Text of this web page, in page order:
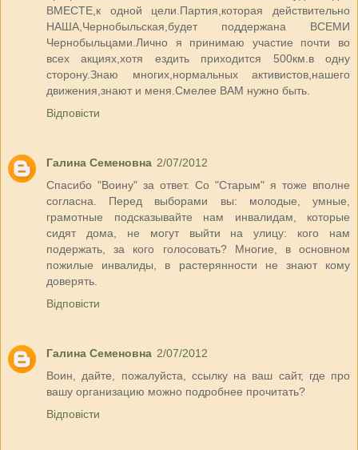
ВМЕСТЕ,к одной цели.Партия,которая действительно
НАША,Чернобыльская,будет поддержана ВСЕМИ
Чернобыльцами.Лично я принимаю участие почти во
всех акциях,хотя ездить приходится 500км.в одну
сторону.Знаю многих,нормальных активистов,нашего
движения,знают и меня.Смелее ВАМ нужно быть.
Відповісти
Галина Семеновна 2/07/2012
Спасибо "Воину" за ответ. Со "Старым" я тоже вполне
согласна. Перед выборами вы: молодые, умные,
грамотные подсказывайте нам инвалидам, которые
сидят дома, не могут выйти на улицу: кого нам
подержать, за кого голосовать? Многие, в основном
пожилые инвалиды, в растерянности не знают кому
доверять.
Відповісти
Галина Семеновна 2/07/2012
Воин, дайте, пожалуйста, ссылку на ваш сайт, где про
вашу организацию можно подробнее прочитать?
Відповісти